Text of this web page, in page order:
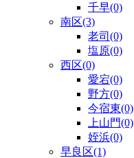
千早(0)
南区(3)
老司(0)
塩原(0)
西区(0)
愛宕(0)
野方(0)
今宿東(0)
上山門(0)
姪浜(0)
早良区(1)